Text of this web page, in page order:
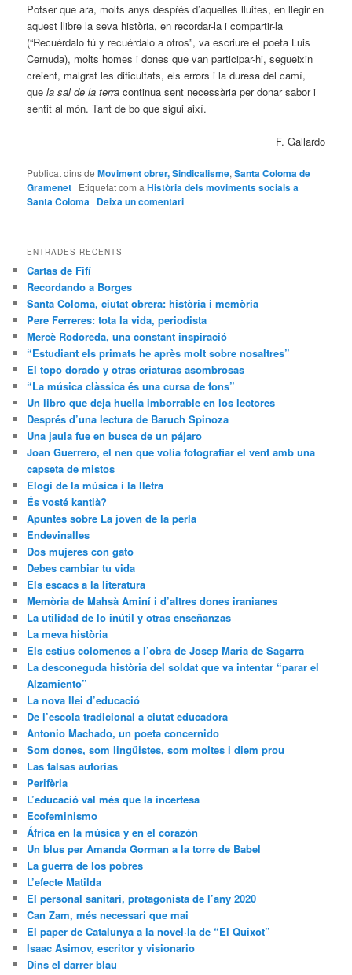
Potser que ara, molts anys despŕés d’aquelles lluites, en llegir en
aquest llibre la seva història, en recordar-la i compartir-la
(“Recuérdalo tú y recuérdalo a otros”, va escriure el poeta Luis
Cernuda), molts homes i dones que van participar-hi, segueixin
creient, malgrat les dificultats, els errors i la duresa del camí,
quela sal de la terra continua sent necessària per donar sabor i
sentit al món. Tant de bo que sigui així.
F. Gallardo
Publicat dins de Moviment obrer, Sindicalisme,Santa Coloma de
Gramenet | Etiquetat com a Història dels moviments socials a
Santa Coloma | Deixa un comentari
ENTRADES RECENTS
Cartas de Fifí
Recordando a Borges
Santa Coloma, ciutat obrera: història i memòria
Pere Ferreres: tota la vida, periodista
Mercè Rodoreda, una constant inspiració
“Estudiant els primats he après molt sobre nosaltres”
El topo dorado y otras criaturas asombrosas
“La música clàssica és una cursa de fons”
Un libro que deja huella imborrable en los lectores
Després d’una lectura de Baruch Spinoza
Una jaula fue en busca de un pájaro
Joan Guerrero, el nen que volia fotografiar el vent amb una
capseta de mistos
Elogi de la música i la lletra
És vosté kantià?
Apuntes sobre La joven de la perla
Endevinalles
Dos mujeres con gato
Debes cambiar tu vida
Els escacs a la literatura
Memòria de Mahsà Aminí i d’altres dones iranianes
La utilidad de lo inútil y otras enseñanzas
La meva història
Els estius colomencs a l’obra de Josep Maria de Sagarra
La desconeguda història del soldat que va intentar “parar el
Alzamiento”
La nova llei d’educació
De l’escola tradicional a ciutat educadora
Antonio Machado, un poeta concernido
Som dones, som lingüistes, som moltes i diem prou
Las falsas autorías
Perifèria
L’educació val més que la incertesa
Ecofeminismo
África en la música y en el corazón
Un blus per Amanda Gorman a la torre de Babel
La guerra de los pobres
L’efecte Matilda
El personal sanitari, protagonista de l’any 2020
Can Zam, més necessari que mai
El paper de Catalunya a la novel·la de “El Quixot”
Isaac Asimov, escritor y visionario
Dins el darrer blau